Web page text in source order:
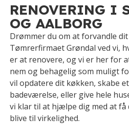
RENOVERING I
OG AALBORG
Drømmer du om at forvandle dit
Tømrerfirmaet Grøndal ved vi,
er at renovere, og vi er her for
nem og behagelig som muligt
vil opdatere dit køkken, skabe
badeværelse, eller give hele
vi klar til at hjælpe dig med at få
blive til virkelighed.